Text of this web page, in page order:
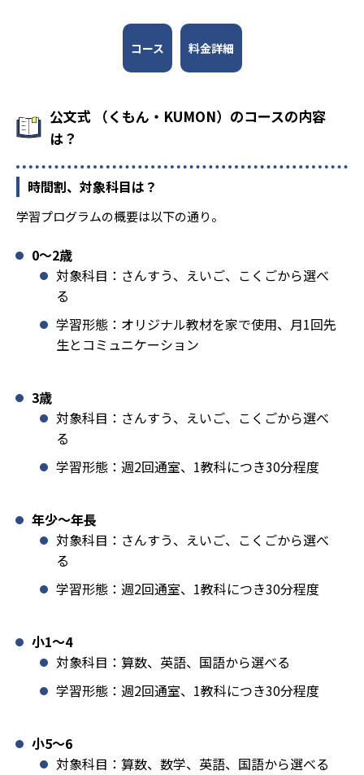
コース 料金詳細
公文式 （くもん・KUMON）のコースの内容
は？
時間割、対象科目は？
学習プログラムの概要は以下の通り。
0〜2歳
対象科目：さんすう、えいご、こくごから選べ
る
学習形態：オリジナル教材を家で使用、月1回先
生とコミュニケーション
3歳
対象科目：さんすう、えいご、こくごから選べ
る
学習形態：週2回通室、1教科につき30分程度
年少〜年長
対象科目：さんすう、えいご、こくごから選べ
る
学習形態：週2回通室、1教科につき30分程度
小1️〜4
対象科目：算数、英語、国語から選べる
学習形態：週2回通室、1教科につき30分程度
小5〜6
対象科目：算数、数学、英語、国語から選べる